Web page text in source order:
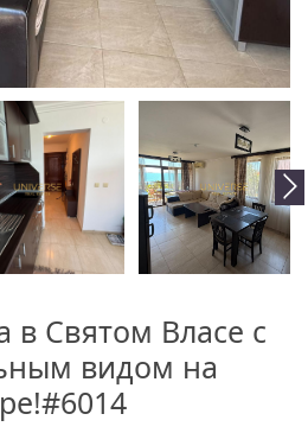
в Святом Власе с
видом на